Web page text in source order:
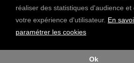
réaliser des statistiques d'audience et
votre expérience d'utilisateur. En
paramétrer les cookies
Ok
NEWSLETTER
Inscrivez-vous à notre lettre d'information :